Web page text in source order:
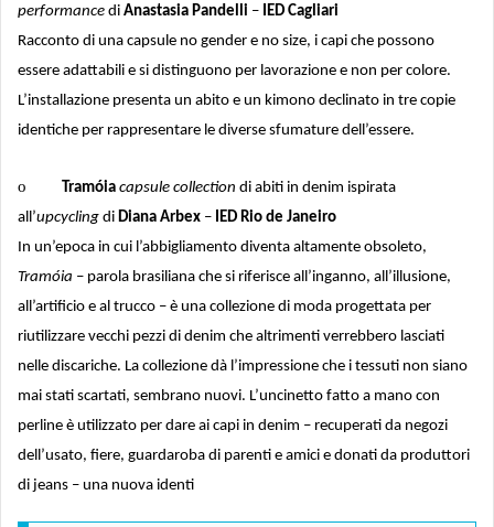
performance di Anastasia Pandelli – IED Cagliari
Racconto di una capsule no gender e no size, i capi che possono
essere adattabili e si distinguono per lavorazione e non per colore.
L’installazione presenta un abito e un kimono declinato in tre copie
identiche per rappresentare le diverse sfumature dell’essere.
o Tramóia capsule collection di abiti in denim ispirata
all’upcycling di Diana Arbex – IED Rio de Janeiro
In un’epoca in cui l’abbigliamento diventa altamente obsoleto,
Tramóia – parola brasiliana che si riferisce all’inganno, all’illusione,
all’artificio e al trucco – è una collezione di moda progettata per
riutilizzare vecchi pezzi di denim che altrimenti verrebbero lasciati
nelle discariche. La collezione dà l’impressione che i tessuti non siano
mai stati scartati, sembrano nuovi. L’uncinetto fatto a mano con
perline è utilizzato per dare ai capi in denim – recuperati da negozi
dell’usato, fiere, guardaroba di parenti e amici e donati da produttori
di jeans – una nuova identi